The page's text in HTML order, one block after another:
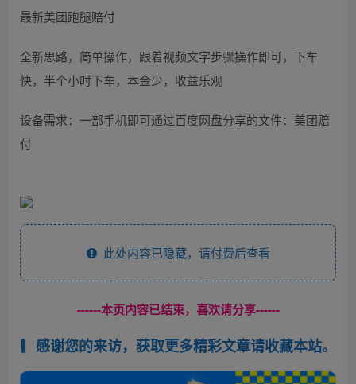
最新美团跑腿赔付
全新思路，简单操作，跟着视频文字步骤操作即可，下车
快，半个小时下车，本金少，收益乐观
设备需求：一部手机即可通过百度网盘分享的文件：美团赔
付
此处内容已隐藏，请付费后查看
------本页内容已结束，喜欢请分享------
感谢您的来访，获取更多精彩文章请收藏本站。